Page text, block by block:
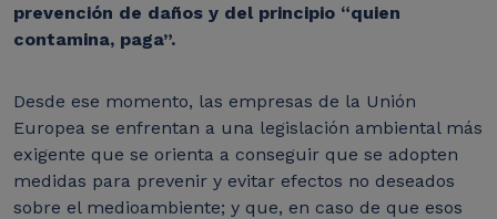
prevención de daños y del principio “quien
contamina, paga”.
Desde ese momento, las empresas de la Unión
Europea se enfrentan a una legislación ambiental más
exigente que se orienta a conseguir que se adopten
medidas para prevenir y evitar efectos no deseados
sobre el medioambiente; y que, en caso de que esos